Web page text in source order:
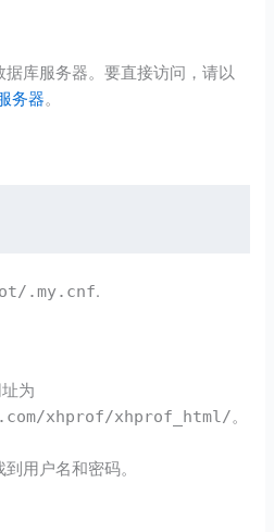
库服务器。要直接访问，请以
务器。
.my.cnf.
为
xhprof/xhprof_html/。
用户名和密码。